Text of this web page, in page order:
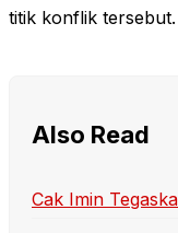
titik konflik tersebut.
Also Read
Cak Imin